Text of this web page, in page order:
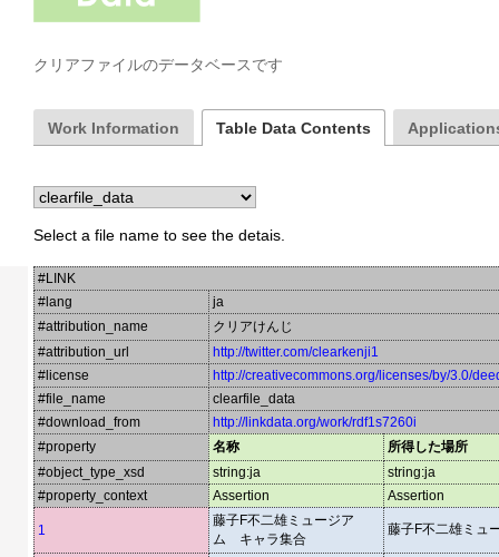
クリアファイルのデータベースです
Work Information Table Data Contents
Select a file name to see the detais.
#LINK
#lang
ja
#attribution_name
クリアけんじ
#attribution_url
http://twitter.com/clearkenji1
#license
http://creativecommons.org/licenses/by/3.0/
#file_name
clearfile_data
#download_from
http://linkdata.org/work/rdf1s7260i
#property
名称
所得した場所
#object_type_xsd
string:ja
string:ja
#property_context
Assertion Assertion
1
藤子F不二雄ミュージア
ム キャラ集合
藤子F不二雄ミュ